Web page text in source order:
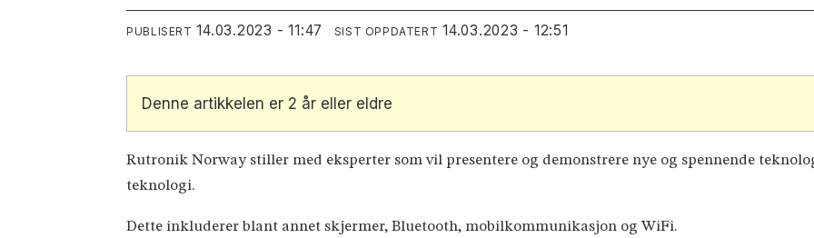
PUBLISERT 14.03.2023 - 11:47 SIST OPPDATERT 14.03.2023 - 12:51
Denne artikkelen er 2 år eller eldre
Rutronik Norway stiller med eksperter som vil presentere og demonstrere nye og spennende
teknologi.
Dette inkluderer blant annet skjermer, Bluetooth, mobilkommunikasjon og WiFi.